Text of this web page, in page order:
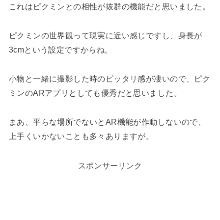
これはピクミンとの相性が抜群の機能だと思いました。
ピクミンの世界観って現実に近い感じですし、身長が
3cmという設定ですからね。
小物と一緒に撮影した時のピッタリ感が凄いので、ピク
ミンのARアプリとしても優秀だと思いました。
まあ、平らな場所でないとAR機能が作動しないので、
上手くいかないことも多々ありますが。
スポンサーリンク